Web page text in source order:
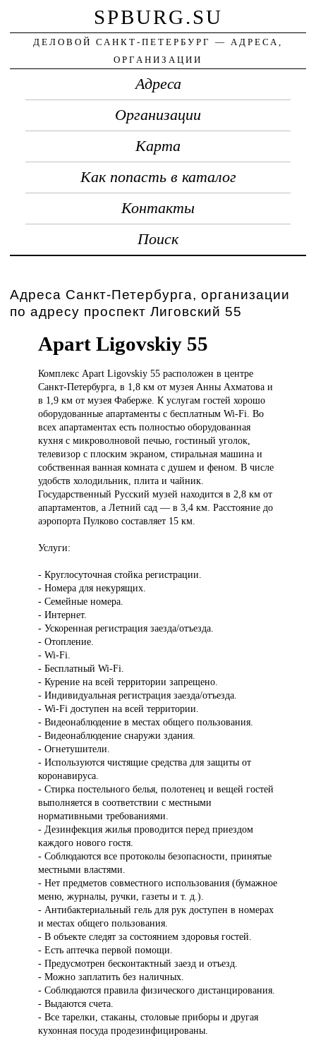
SPBURG.SU
ДЕЛОВОЙ САНКТ-ПЕТЕРБУРГ — АДРЕСА,
ОРГАНИЗАЦИИ
Адреса
Организации
Карта
Как попасть в каталог
Контакты
Поиск
Адреса Санкт-Петербурга, организации
по адресу проспект Лиговский 55
Apart Ligovskiy 55
Комплекс ApartLigovskiy 55 расположен в центре
Санкт-Петербурга, в 1,8 км от музея Анны Ахматова и
в 1,9 км от музея Фаберже. К услугам гостей хорошо
оборудованные апартаменты с бесплатным Wi-Fi. Во
всех апартаментах есть полностью оборудованная
кухня с микроволновой печью, гостиный уголок,
телевизор с плоским экраном, стиральная машина и
собственная ванная комната с душем и феном. В числе
удобств холодильник, плита и чайник.
Государственный Русский музей находится в 2,8 км от
апартаментов, а Летний сад — в 3,4 км. Расстояние до
аэропорта Пулково составляет 15 км.
Услуги:
- Круглосуточная стойка регистрации.
- Номера для некурящих.
- Семейные номера.
- Интернет.
- Ускоренная регистрация заезда/отъезда.
- Отопление.
- Wi-Fi.
- Бесплатный Wi-Fi.
- Курение на всей территории запрещено.
- Индивидуальная регистрация заезда/отъезда.
- Wi-Fi доступен на всей территории.
- Видеонаблюдение в местах общего пользования.
- Видеонаблюдение снаружи здания.
- Огнетушители.
- Используются чистящие средства для защиты от
коронавируса.
- Стирка постельного белья, полотенец и вещей гостей
выполняется в соответствии с местными
нормативными требованиями.
- Дезинфекция жилья проводится перед приездом
каждого нового гостя.
- Соблюдаются все протоколы безопасности, принятые
местными властями.
- Нет предметов совместного использования (бумажное
меню, журналы, ручки, газеты и т. д.).
- Антибактериальный гель для рук доступен в номерах
и местах общего пользования.
- В объекте следят за состоянием здоровья гостей.
- Есть аптечка первой помощи.
- Предусмотрен бесконтактный заезд и отъезд.
- Можно заплатить без наличных.
- Соблюдаются правила физического дистанцирования.
- Выдаются счета.
- Все тарелки, стаканы, столовые приборы и другая
кухонная посуда продезинфицированы.